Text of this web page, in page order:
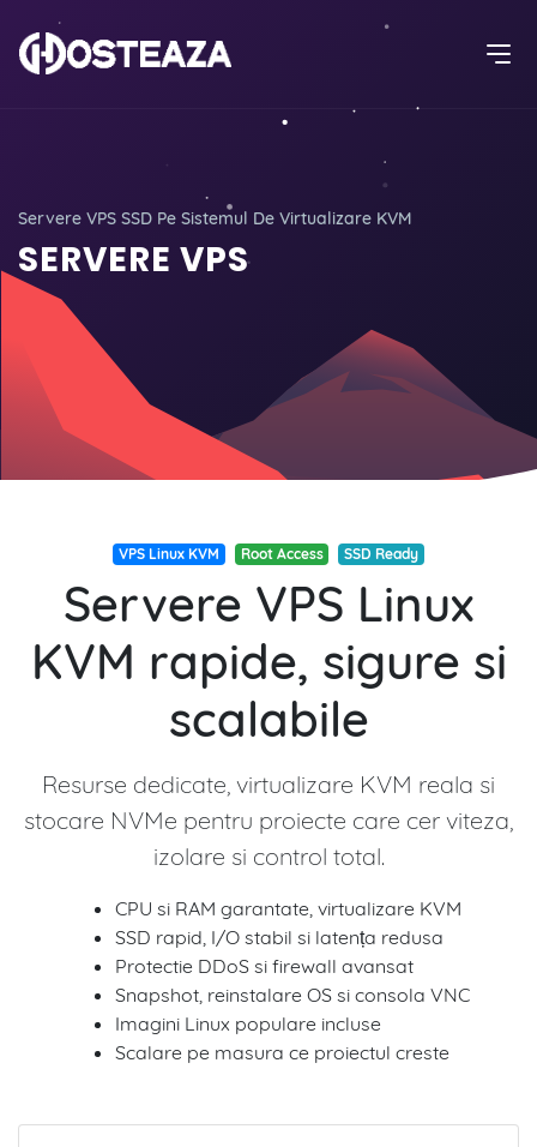
Servere VPS SSD Pe Sistemul De Virtualizare KVM
SERVERE VPS
VPS Linux KVM Root Access SSD Ready
Servere VPS Linux
KVM rapide, sigure si
scalabile
Resurse dedicate, virtualizare KVM reala si
stocare NVMe pentru proiecte care cer viteza,
izolare si control total.
CPU si RAM garantate, virtualizare KVM
SSD rapid, I/O stabil si latența redusa
Protectie DDoS si firewall avansat
Snapshot, reinstalare OS si consola VNC
Imagini Linux populare incluse
Scalare pe masura ce proiectul creste